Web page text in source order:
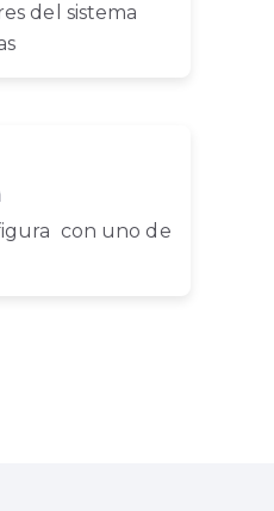
del sistema
con uno de